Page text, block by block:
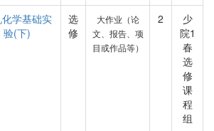
学基础实
验(下)
选
修
大作业（论
文、报告、项
目或作品等）
2
少
院1
春
选
修
课
程
组